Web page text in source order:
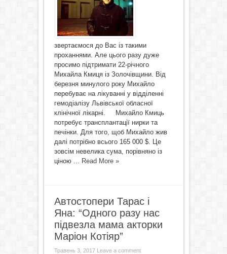
звертаємося до Вас із такими
проханнями. Але цього разу дуже
просимо підтримати 22-річного
Михайла Кмиця із Золочівщини. Від
березня минулого року Михайло
перебуває на лікуванні у відділенні
гемодіалізу Львівської обласної
клінічної лікарні. Михайло Кмиць
потребує трансплантації нирки та
печінки. Для того, щоб Михайло жив
далі потрібно всього 165 000 $. Це
зовсім невелика сума, порівняно із
ціною ... Read More »
Автостопери Тарас і
Яна: “Одного разу нас
підвезла мама акторки
Маріон Котіяр”
Травень 3, 2017 Leave a comment